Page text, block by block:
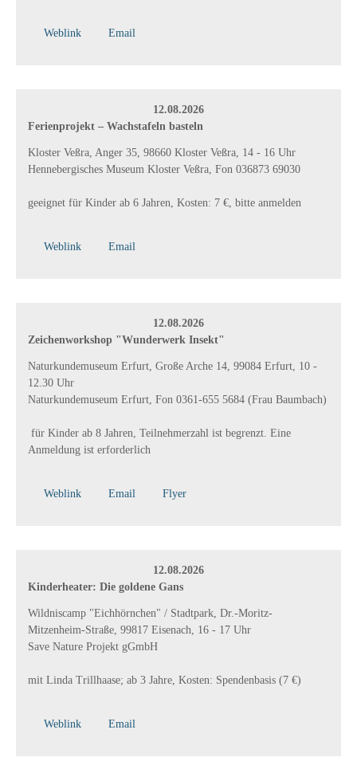
Weblink Email
12.08.2026
Ferienprojekt – Wachstafeln basteln
Kloster Veßra, Anger 35, 98660 Kloster Veßra, 14 - 16 Uhr
Hennebergisches Museum Kloster Veßra, Fon 036873 69030
geeignet für Kinder ab 6 Jahren, Kosten: 7 €, bitte anmelden
Weblink Email
12.08.2026
Zeichenworkshop "Wunderwerk Insekt"
Naturkundemuseum Erfurt, Große Arche 14, 99084 Erfurt, 10 -
12.30 Uhr
Naturkundemuseum Erfurt, Fon 0361-655 5684 (Frau Baumbach)
für Kinder ab 8 Jahren, Teilnehmerzahl ist begrenzt. Eine
Anmeldung ist erforderlich
Weblink Email Flyer
12.08.2026
Kinderheater: Die goldene Gans
Wildniscamp "Eichhörnchen" / Stadtpark, Dr.-Moritz-
Mitzenheim-Straße, 99817 Eisenach, 16 - 17 Uhr
Save Nature Projekt gGmbH
mit Linda Trillhaase; ab 3 Jahre, Kosten: Spendenbasis (7 €)
Weblink Email